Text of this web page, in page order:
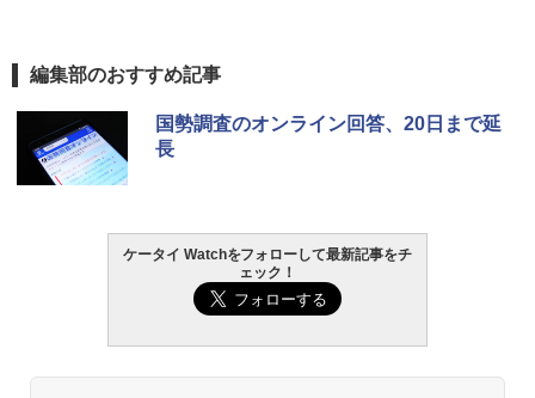
編集部のおすすめ記事
国勢調査のオンライン回答、20日まで延
長
ケータイ Watchをフォローして最新記事をチ
ェック！